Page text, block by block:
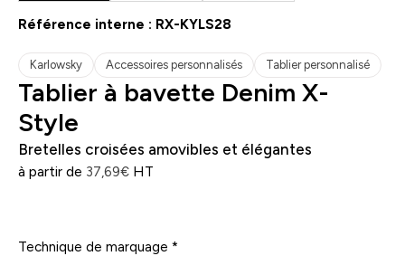
Référence interne : RX-KYLS28
Karlowsky Accessoires personnalisés Tablier personnalisé
Tablier à bavette Denim X-
Style
Bretelles croisées amovibles et élégantes
à partir de 37,69€ HT
Technique de marquage *